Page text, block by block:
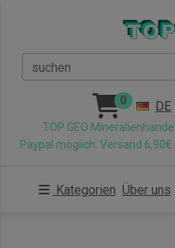
suchen
0 DE
TOP GEO
Paypal möglich. Versand
Kategorien Über uns